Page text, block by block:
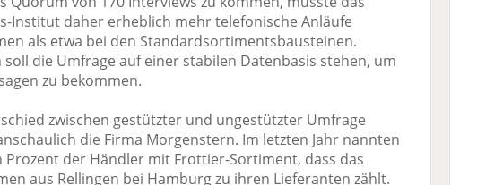
Institut daher erheblich mehr telefonische Anläufe
als etwa bei den Standardsortimentsbausteinen.
soll die Umfrage auf einer stabilen Datenbasis stehen, um
zu bekommen.
zwischen gestützter und ungestützter Umfrage
die Firma Morgenstern. Im letzten Jahr nannten
Prozent der Händler mit Frottier-Sortiment, dass das
aus Rellingen bei Hamburg zu ihren Lieferanten zählt.